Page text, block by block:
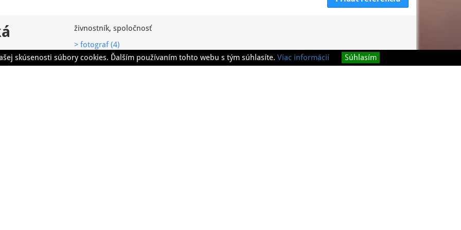
živnostník, spoločnosť
> fotograf (4)
skúsenosti súbory cookies. Ďalším používaním tohto webu s tým súhlasíte. Viac informácií Súhlasím